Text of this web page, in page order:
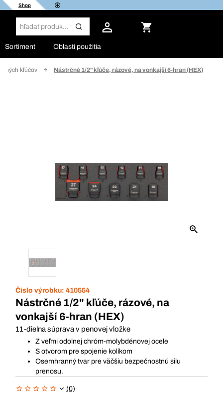
Shop
Sortiment Oblasti použitia
kľúčov Nástrčné 1/2" kľúče, rázové, na vonkajší 6-hran (HEX)
Číslo výrobku: 410554
Nástrčné 1/2" kľúče, rázové, na
vonkajší 6-hran (HEX)
11-dielna súprava v penovej vložke
Z veľmi odolnej chróm-molybdénovej ocele
S otvorom pre spojenie kolíkom
Osemhranný tvar pre väčšiu bezpečnostnú silu
prenosu.
(0)